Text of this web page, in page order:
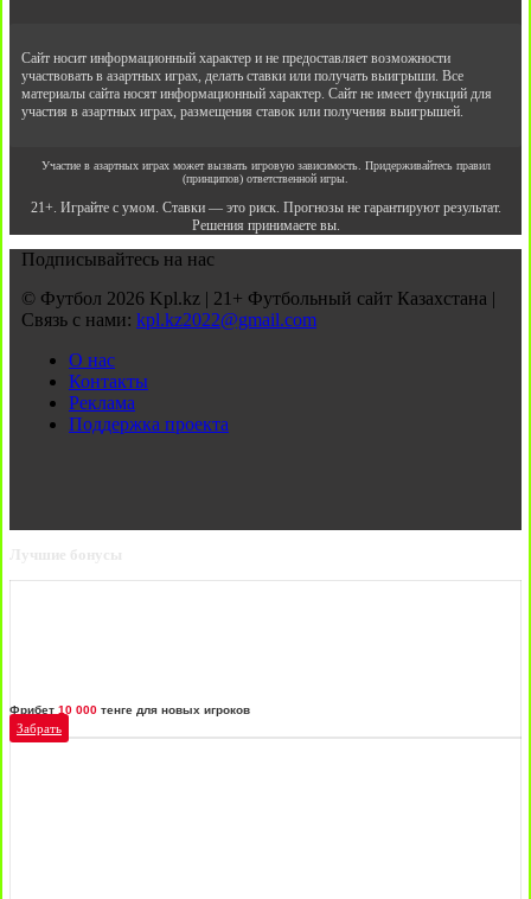
Сайт носит информационный характер и не предоставляет возможности
участвовать в азартных играх, делать ставки или получать выигрыши. Все
материалы сайта носят информационный характер. Сайт не имеет функций для
участия в азартных играх, размещения ставок или получения выигрышей.
Участие в азартных играх может вызвать игровую зависимость. Придерживайтесь правил
(принципов) ответственной игры.
21+. Играйте с умом. Ставки — это риск. Прогнозы не гарантируют результат.
Решения принимаете вы.
Подписывайтесь на нас
© Футбол 2026 Kpl.kz | 21+ Футбольный сайт Казахстана |
Связь с нами: kpl.kz2022@gmail.com
О нас
Контакты
Реклама
Поддержка проекта
Лучшие бонусы
Фрибет 10 000 тенге для новых игроков
Забрать